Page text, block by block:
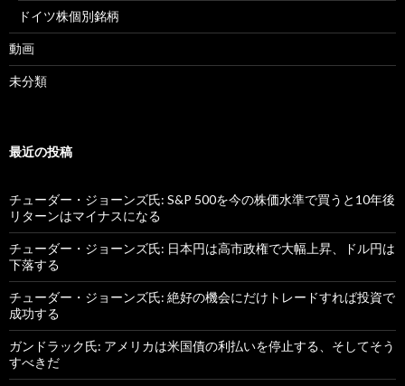
ドイツ株個別銘柄
動画
未分類
最近の投稿
チューダー・ジョーンズ氏: S&P 500を今の株価水準で買うと10年後
リターンはマイナスになる
チューダー・ジョーンズ氏: 日本円は高市政権で大幅上昇、ドル円は
下落する
チューダー・ジョーンズ氏: 絶好の機会にだけトレードすれば投資で
成功する
ガンドラック氏: アメリカは米国債の利払いを停止する、そしてそう
すべきだ